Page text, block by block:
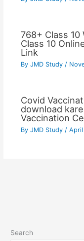
768+ Class 10
Class 10
Link
By JMD Study /
Covid
download
Vaccination
By JMD Study /
Search